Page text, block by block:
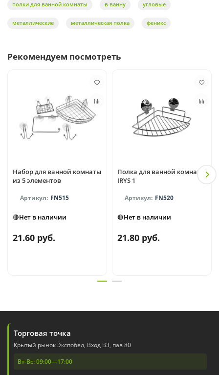
полки для ванной комнаты в ванну угловые
металлические металлическая полка феникс
Рекомендуем посмотреть
Набор для ванной комнаты
из 5 элементов
FN515
🔴Нет в наличии
21.60 руб.
Полка для ванной комнаты
IRYS 1
FN520
🔴Нет в наличии
21.80 руб.
Торговая точка
Крытый рынок Экспобел, Вход В3, пав 80
Вт-Вс: 09:00—17:00